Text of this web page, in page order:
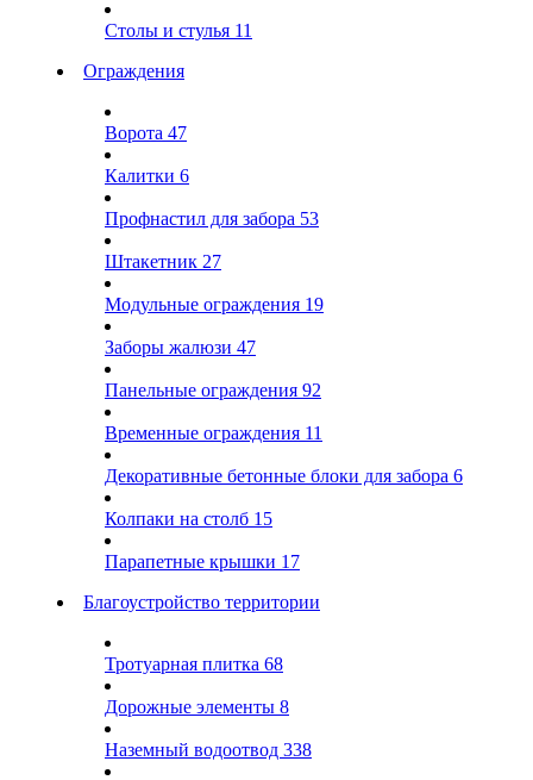
Столы и стулья 11
Ограждения
Ворота 47
Калитки 6
Профнастил для забора 53
Штакетник 27
Модульные ограждения 19
Заборы жалюзи 47
Панельные ограждения 92
Временные ограждения 11
Декоративные бетонные блоки для забора 6
Колпаки на столб 15
Парапетные крышки 17
Благоустройство территории
Тротуарная плитка 68
Дорожные элементы 8
Наземный водоотвод 338